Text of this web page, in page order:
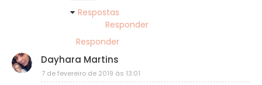
Respostas
Responder
Responder
Dayhara Martins
7 de fevereiro de 2019 às 13:01